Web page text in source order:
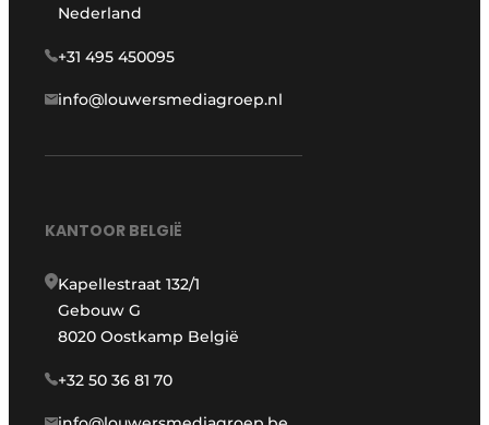
Nederland
+31 495 450095
info@louwersmediagroep.nl
KANTOOR BELGIË
Kapellestraat 132/1
Gebouw G
8020 Oostkamp België
+32 50 36 81 70